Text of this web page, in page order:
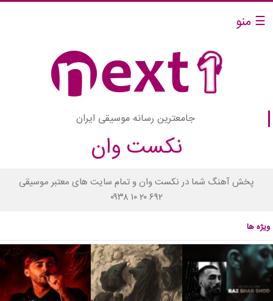
☰ منو
جامعترین رسانه موسیقی ایران
نکست وان
پخش آهنگ شما در نکست وان و تمام سایت های معتبر موسیقی
۰۹۳۸ ۱۰ ۲۰ ۶۹۲
ویژه ها